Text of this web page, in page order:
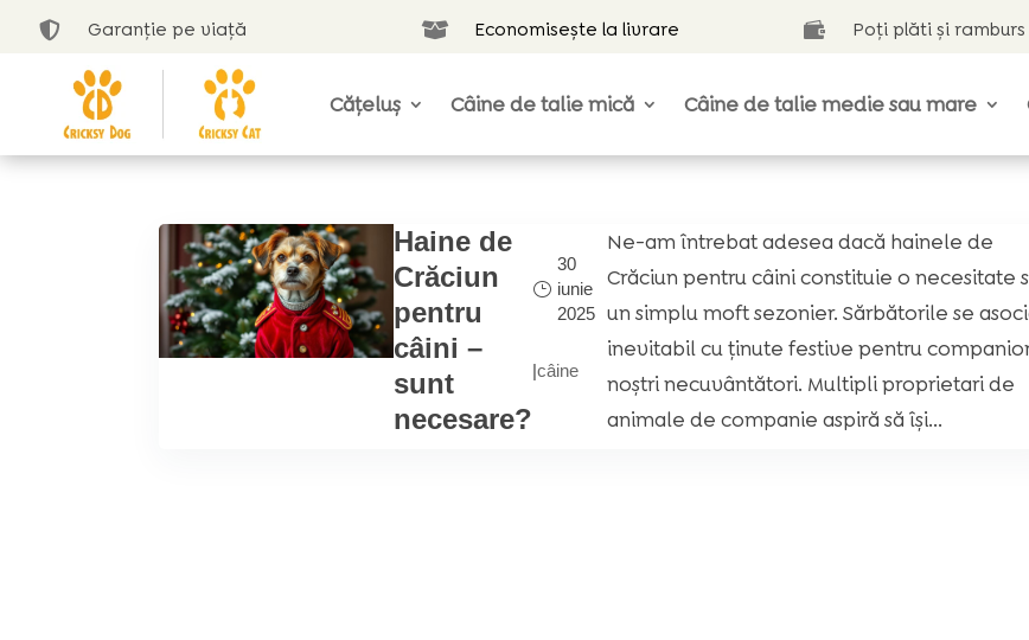
 Garanție pe viață  Economisește la livrare  Poți plăti și ramburs
Cățeluș Câine de talie mică Câine de talie medie sau mare
Haine de
Crăciun
pentru
câini –
sunt
necesare?
30
iunie
2025
|câine
Ne-am întrebat adesea dacă hainele de
Crăciun pentru câini constituie o necesitate
un simplu moft sezonier. Sărbătorile se
inevitabil cu ținute festive pentru
noștri necuvântători. Multipli proprietari de
animale de companie aspiră să își...